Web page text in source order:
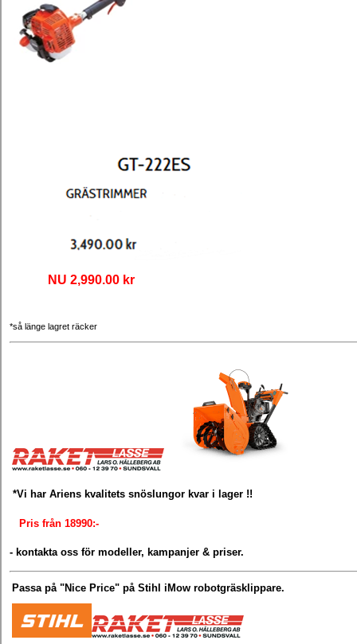
NU 2,990.00 kr
*så länge lagret räcker
*Vi har Ariens kvalitets snöslungor kvar i lager !!
Pris från 18990:-
- kontakta oss för modeller, kampanjer & priser.
Passa på "Nice Price" på Stihl iMow robotgräsklippare.